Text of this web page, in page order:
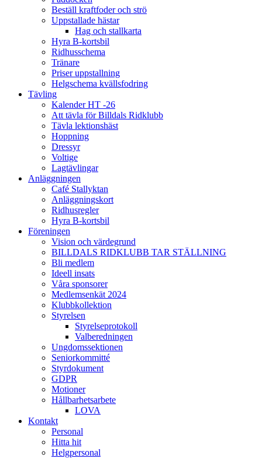
Beställ kraftfoder och strö
Uppstallade hästar
Hag och stallkarta
Hyra B-kortsbil
Ridhusschema
Tränare
Priser uppstallning
Helgschema kvällsfodring
Tävling
Kalender HT -26
Att tävla för Billdals Ridklubb
Tävla lektionshäst
Hoppning
Dressyr
Voltige
Lagtävlingar
Anläggningen
Café Stallyktan
Anläggningskort
Ridhusregler
Hyra B-kortsbil
Föreningen
Vision och värdegrund
BILLDALS RIDKLUBB TAR STÄLLNING
Bli medlem
Ideell insats
Våra sponsorer
Medlemsenkät 2024
Klubbkollektion
Styrelsen
Styrelseprotokoll
Valberedningen
Ungdomssektionen
Seniorkommitté
Styrdokument
GDPR
Motioner
Hållbarhetsarbete
LOVA
Kontakt
Personal
Hitta hit
Helgpersonal